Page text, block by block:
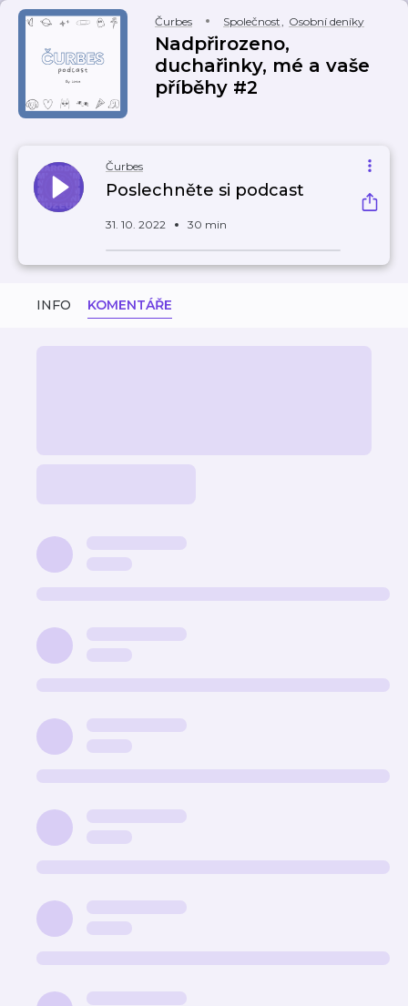
Čurbes Společnost, Osobní deníky
Nadpřirozeno,
duchařinky, mé a vaše
příběhy #2
Čurbes
Poslechněte si podcast
31. 10. 2022 30 min
INFO KOMENTÁŘE